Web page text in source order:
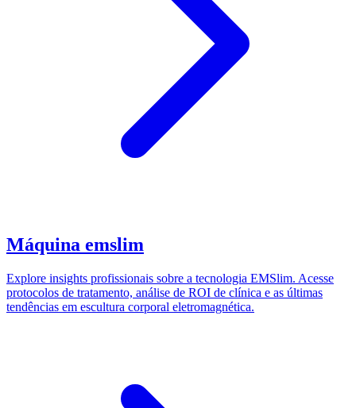
Máquina emslim
Explore insights profissionais sobre a tecnologia EMSlim. Acesse
protocolos de tratamento, análise de ROI de clínica e as últimas
tendências em escultura corporal eletromagnética.